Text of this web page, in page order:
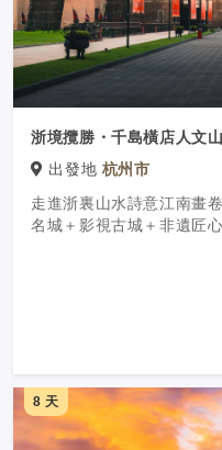
浙境攬勝・千島橫店人文
出發地 杭州市
走進浙裏山水詩意江南畫
名城＋影視古城＋非遺匠心
8 天